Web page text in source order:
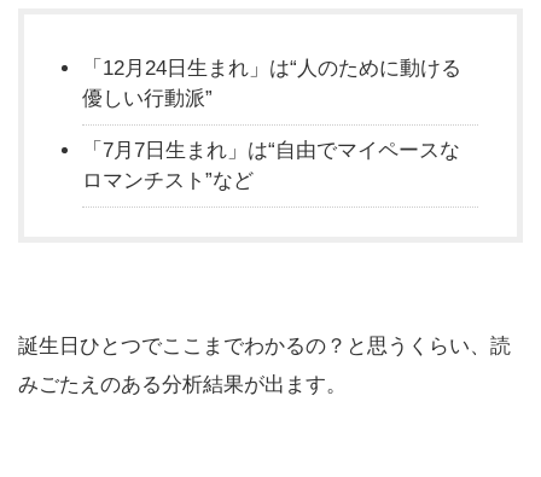
「12月24日生まれ」は“人のために動ける
優しい行動派”
「7月7日生まれ」は“自由でマイペースな
ロマンチスト”など
誕生日ひとつでここまでわかるの？と思うくらい、読
みごたえのある分析結果が出ます。